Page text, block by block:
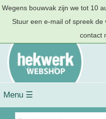
Wegens bouwvak zijn we tot 10
Stuur een e-mail of spreek
contact
Menu ☰